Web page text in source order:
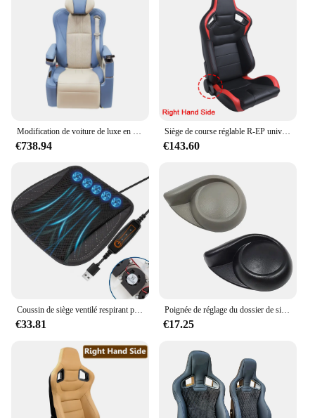
€738.94
Siège de course réglable R-EP universel pour le simulateur de voiture de sport sièges E27 XH-1054-BR en cuir PVC noir-rouge
€143.60
Coussin de siège ventilé respirant pour voiture avec ventilateur USB, air de refroidissement, housse de coussin anti-alde, pièces automobiles, été frais
€33.81
Poignée de réglage du dossier de siège de voiture, harnais Sunny 2010 2011 2012 2013 2014 2015 2016 2017 2018
€17.25